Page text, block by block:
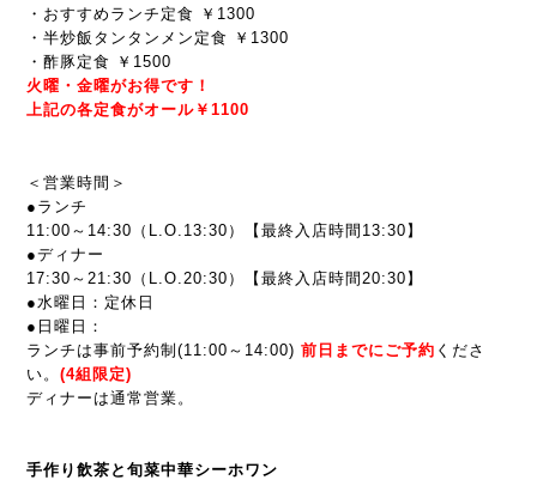
・おすすめランチ定食 ￥1300
・半炒飯タンタンメン定食 ￥1300
・酢豚定食 ￥1500
火曜・金曜がお得です！
上記の各定食がオール￥1100
＜営業時間＞
●ランチ
11:00～14:30（L.O.13:30）【最終入店時間13:30】
●ディナー
17:30～21:30 （L.O.20:30）【最終入店時間20:30】
●水曜日：定休日
● 日曜日：
ランチは事前予約制(11:00～14:00) 前 日までにご予約 くださ
い。 (4組限定)
ディナーは通常営業。
手作り飲茶と旬菜中華シーホワン